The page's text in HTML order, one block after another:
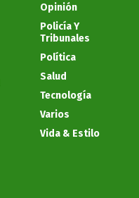
Opinión
Policía Y
Tribunales
Política
Salud
Tecnología
Varios
Vida & Estilo